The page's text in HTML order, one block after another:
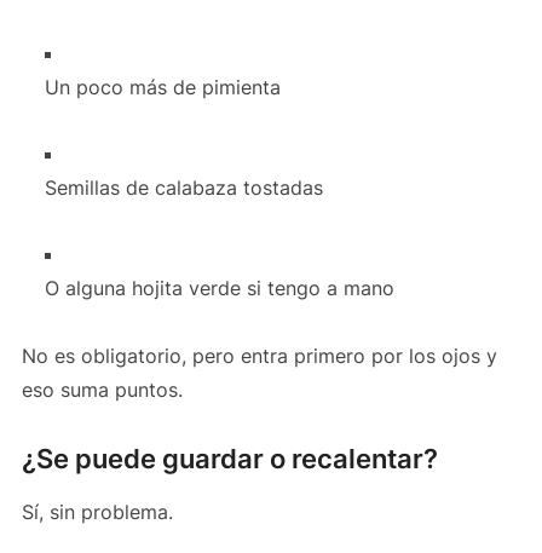
Un poco más de pimienta
Semillas de calabaza tostadas
O alguna hojita verde si tengo a mano
No es obligatorio, pero entra primero por los ojos y
eso suma puntos.
¿Se puede guardar o recalentar?
Sí, sin problema.